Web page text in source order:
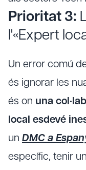
Prioritat 3:
l'«Expert
Un error comú
és ignorar les
és on una
local esdevé
un DMC a
específic, tenir